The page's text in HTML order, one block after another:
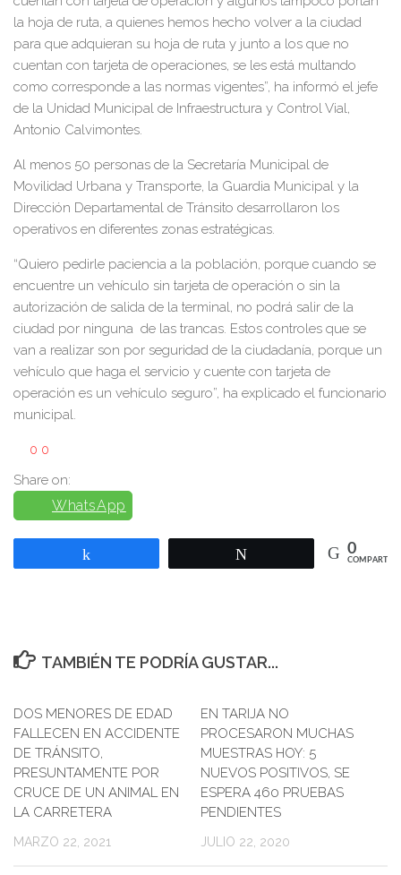
la hoja de ruta, a quienes hemos hecho volver a la ciudad
para que adquieran su hoja de ruta y junto a los que no
cuentan con tarjeta de operaciones, se les está multando
como corresponde a las normas vigentes”, ha informó el jefe
de la Unidad Municipal de Infraestructura y Control Vial,
Antonio Calvimontes.
Al menos 50 personas de la Secretaría Municipal de
Movilidad Urbana y Transporte, la Guardia Municipal y la
Dirección Departamental de Tránsito desarrollaron los
operativos en diferentes zonas estratégicas.
“Quiero pedirle paciencia a la población, porque cuando se
encuentre un vehículo sin tarjeta de operación o sin la
autorización de salida de la terminal, no podrá salir de la
ciudad por ninguna de las trancas. Estos controles que se
van a realizar son por seguridad de la ciudadanía, porque un
vehículo que haga el servicio y cuente con tarjeta de
operación es un vehículo seguro”, ha explicado el funcionario
municipal.
0 0
Share on:
WhatsApp
0
COMPARTIR
TAMBIÉN TE PODRÍA GUSTAR...
DOS MENORES DE EDAD
FALLECEN EN ACCIDENTE
DE TRÁNSITO,
PRESUNTAMENTE POR
CRUCE DE UN ANIMAL EN
LA CARRETERA
MARZO 22, 2021
EN TARIJA NO
PROCESARON MUCHAS
MUESTRAS HOY: 5
NUEVOS POSITIVOS, SE
ESPERA 460 PRUEBAS
PENDIENTES
JULIO 22, 2020